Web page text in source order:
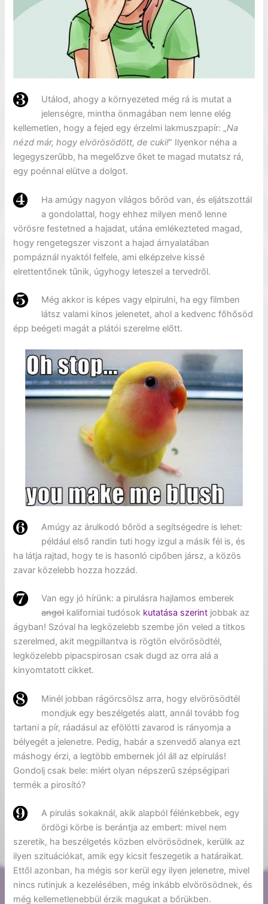
Utálod, ahogy a környezeted még rá is mutat a
jelenségre, mintha önmagában nem lenne elég
kellemetlen, hogy a fejed egy érzelmi lakmuszpapír: „Na
nézd már, hogy elvörösödött, de cuki!” Ilyenkor néha a
legegyszerűbb, ha megelőzve őket te magad mutatsz rá,
egy poénnal elütve a dolgot.
Ha amúgy nagyon világos bőröd van, és eljátszottál
a gondolattal, hogy ehhez milyen menő lenne
vörösre festetned a hajadat, utána emlékezteted magad,
hogy rengetegszer viszont a hajad árnyalatában
pompáznál nyaktól felfele, ami elképzelve kissé
elrettentőnek tűnik, úgyhogy leteszel a tervedről.
Még akkor is képes vagy elpirulni, ha egy filmben
látsz valami kínos jelenetet, ahol a kedvenc főhősöd
épp beégeti magát a plátói szerelme előtt.
Amúgy az árulkodó bőröd a segítségedre is lehet:
például első randin tuti hogy izgul a másik fél is, és
ha látja rajtad, hogy te is hasonló cipőben jársz, a közös
zavar közelebb hozza hozzád.
Van egy jó hírünk: a pirulásra hajlamos emberek
angolkaliforniai tudósok kutatása szerint jobbak az
ágyban! Szóval ha legközelebb szembe jön veled a titkos
szerelmed, akit megpillantva is rögtön elvörösödtél,
legközelebb pipacspirosan csak dugd az orra alá a
kinyomtatott cikket.
Minél jobban rágörcsölsz arra, hogy elvörösödtél
mondjuk egy beszélgetés alatt, annál tovább fog
tartani a pír, ráadásul az efölötti zavarod is rányomja a
bélyegét a jelenetre. Pedig, habár a szenvedő alanya ezt
máshogy érzi, a legtöbb embernek jól áll az elpirulás!
Gondolj csak bele: miért olyan népszerű szépségipari
termék a pirosító?
A pirulás sokaknál, akik alapból félénkebbek, egy
ördögi körbe is berántja az embert: mivel nem
szeretik, ha beszélgetés közben elvörösödnek, kerülik az
ilyen szituációkat, amik egy kicsit feszegetik a határaikat.
Ettől azonban, ha mégis sor kerül egy ilyen jelenetre, mivel
nincs rutinjuk a kezelésében, még inkább elvörösödnek, és
még kellemetlenebbül érzik magukat a bőrükben.